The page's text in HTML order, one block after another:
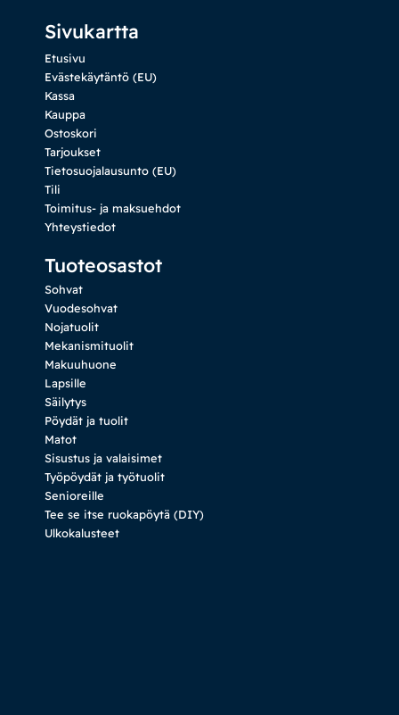
Sivukartta
Etusivu
Evästekäytäntö (EU)
Kassa
Kauppa
Ostoskori
Tarjoukset
Tietosuojalausunto (EU)
Tili
Toimitus- ja maksuehdot
Yhteystiedot
Tuoteosastot
Sohvat
Vuodesohvat
Nojatuolit
Mekanismituolit
Makuuhuone
Lapsille
Säilytys
Pöydät ja tuolit
Matot
Sisustus ja valaisimet
Työpöydät ja työtuolit
Senioreille
Tee se itse ruokapöytä (DIY)
Ulkokalusteet